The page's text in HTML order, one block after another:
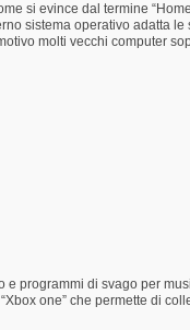
si evince dal termine
sistema operativo adatta
molti vecchi computer
programmi di svago per
one” che permette di